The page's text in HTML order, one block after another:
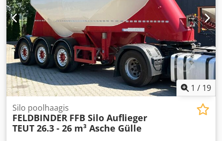
1 / 19
Silo poolhaagis
FELDBINDER FFB Silo Auflieger
TEUT 26.3 - 26 m³ Asche Gülle